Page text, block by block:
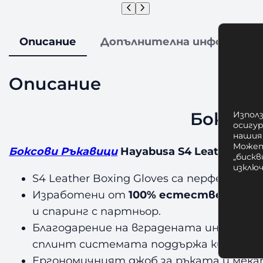
Описание Допълнителна информация
Описание
Боксови РъкавициHayabusa S4 Leather
S4 Leather Boxing Gloves са
Изработени от 100% естествена кожа
и спаринг с партньор.
Благодарение на вградената
сплинт системата поддържа китката
Ергономичният джоб за ръката и